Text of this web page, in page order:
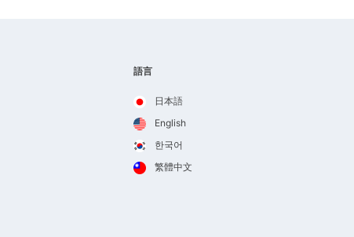
語言
日本語
English
한국어
繁體中文